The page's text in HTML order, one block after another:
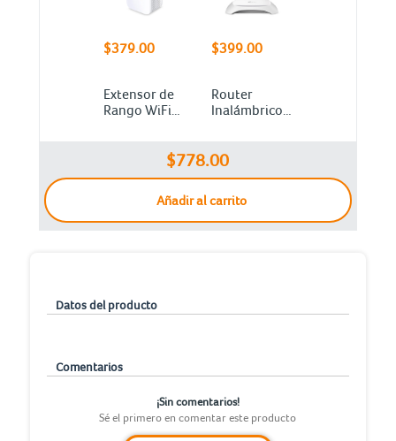
$379.00
Extensor de
Rango WiFi
$399.00
Router
Inalámbrico
Fi 2 Antenas
$778.00
Añadir al carrito
Datos del producto
Comentarios
¡Sin comentarios!
Sé el primero en comentar este producto